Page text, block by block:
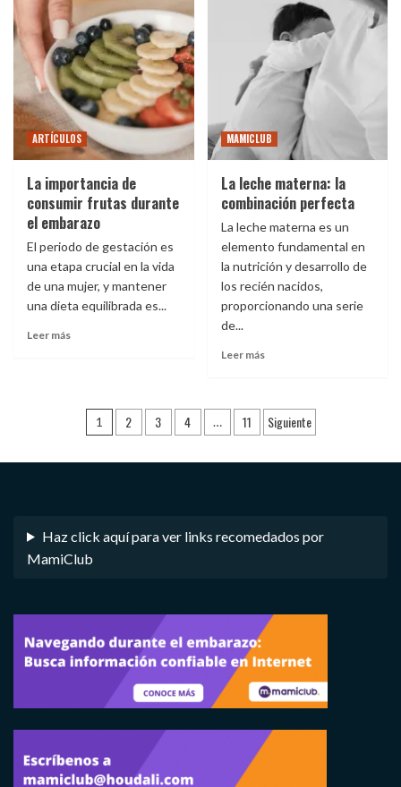
ARTÍCULOS
La importancia de
consumir frutas durante
el embarazo
El periodo de gestación es
una etapa crucial en la vida
de una mujer, y mantener
una dieta equilibrada es...
Leer más
MAMICLUB
La leche materna: la
combinación perfecta
La leche materna es un
elemento fundamental en
la nutrición y desarrollo de
los recién nacidos,
proporcionando una serie
de...
Leer más
Navegación
de
1 2 3 4 … 11 Siguiente
Haz click aquí para ver links recomedados por
MamiClub